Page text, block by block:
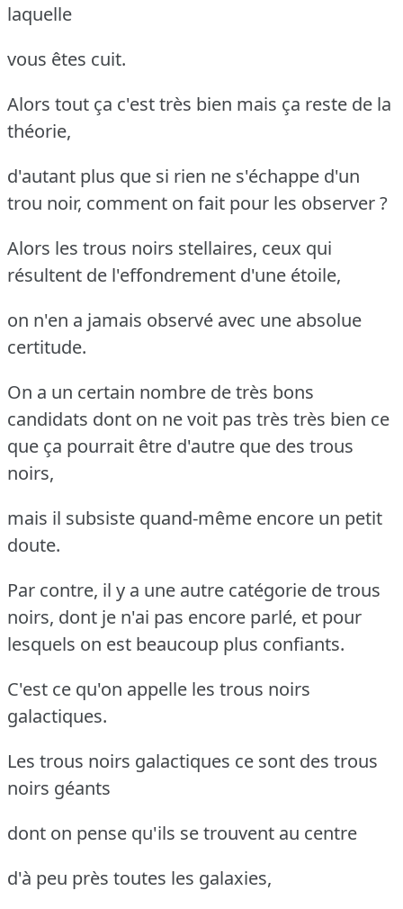
laquelle
vous êtes cuit.
Alors tout ça c'est très bien mais ça reste de la
théorie,
d'autant plus que si rien ne s'échappe d'un
trou noir, comment on fait pour les observer ?
Alors les trous noirs stellaires, ceux qui
résultent de l'effondrement d'une étoile,
on n'en a jamais observé avec une absolue
certitude.
On a un certain nombre de très bons
candidats dont on ne voit pas très très bien ce
que ça pourrait être d'autre que des trous
noirs,
mais il subsiste quand-même encore un petit
doute.
Par contre, il y a une autre catégorie de trous
noirs, dont je n'ai pas encore parlé, et pour
lesquels on est beaucoup plus confiants.
C'est ce qu'on appelle les trous noirs
galactiques.
Les trous noirs galactiques ce sont des trous
noirs géants
dont on pense qu'ils se trouvent au centre
d'à peu près toutes les galaxies,